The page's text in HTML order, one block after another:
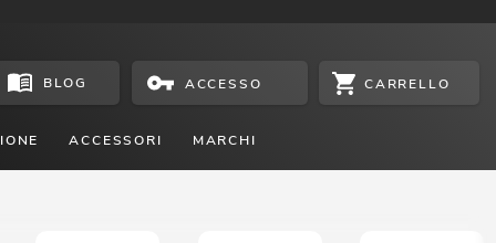
BLOG ACCESSO CARRELLO
ACCESSORI MARCHI